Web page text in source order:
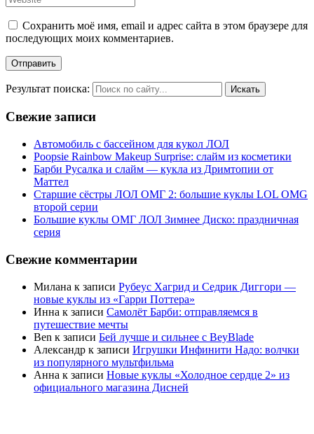
Сохранить моё имя, email и адрес сайта в этом браузере для
последующих моих комментариев.
Результат поиска:
Свежие записи
Автомобиль с бассейном для кукол ЛОЛ
Poopsie Rainbow Makeup Surprise: слайм из косметики
Барби Русалка и слайм — кукла из Дримтопии от
Маттел
Старшие сёстры ЛОЛ ОМГ 2: большие куклы LOL OMG
второй серии
Большие куклы ОМГ ЛОЛ Зимнее Диско: праздничная
серия
Свежие комментарии
Милана к записи Рубеус Хагрид и Седрик Диггори —
новые куклы из «Гарри Поттера»
Инна к записи Самолёт Барби: отправляемся в
путешествие мечты
Ben к записи Бей лучше и сильнее с BeyBlade
Александр к записи Игрушки Инфинити Надо: волчки
из популярного мультфильма
Анна к записи Новые куклы «Холодное сердце 2» из
официального магазина Дисней